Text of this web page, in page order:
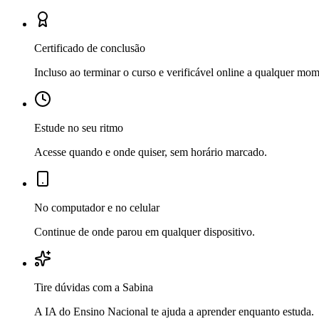
Certificado de conclusão
Incluso ao terminar o curso e verificável online a qualquer
Estude no seu ritmo
Acesse quando e onde quiser, sem horário marcado.
No computador e no celular
Continue de onde parou em qualquer dispositivo.
Tire dúvidas com a Sabina
A IA do Ensino Nacional te ajuda a aprender enquanto estuda.